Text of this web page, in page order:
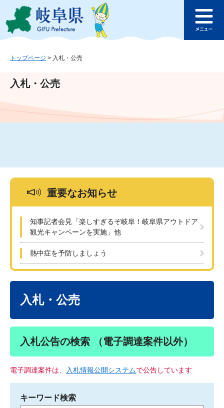
ジ
ュ
文
このページの本文へ
ュ
トップページ > 入札・公売
入札・公売
重要なお知らせ
知事記者会見「楽しすぎるぞ岐阜！岐阜県アウトドア
観光キャンペーンを実施」他
熱中症を予防しましょう
入札・公売
入札公告の検索 （電子調達案件以外）
電子調達案件は、 入札情報公開システムで公告しています
キーワード検索